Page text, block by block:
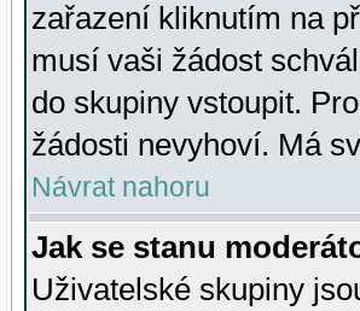
zařazení kliknutím na
musí vaši žádost
do skupiny vstoupit.
žádosti nevyhoví. Má
Návrat nahoru
Jak se stanu
Uživatelské skupiny